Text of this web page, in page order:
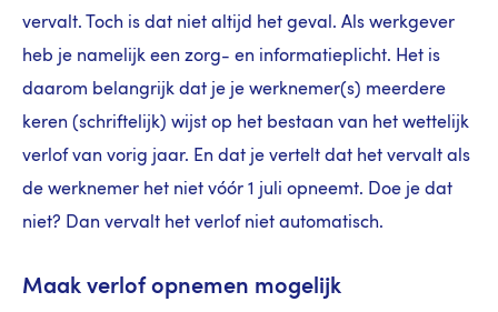
vervalt. Toch is dat niet altijd het geval. Als werkgever
heb je namelijk een zorg- en informatieplicht. Het is
daarom belangrijk dat je je werknemer(s) meerdere
keren (schriftelijk) wijst op het bestaan van het wettelijk
verlof van vorig jaar. En dat je vertelt dat het vervalt als
de werknemer het niet vóór 1 juli opneemt. Doe je dat
niet? Dan vervalt het verlof niet automatisch.
Maak verlof opnemen mogelijk